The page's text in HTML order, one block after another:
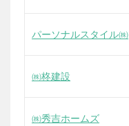
パーソナルスタイル㈱
㈱柊建設
㈱秀吉ホームズ